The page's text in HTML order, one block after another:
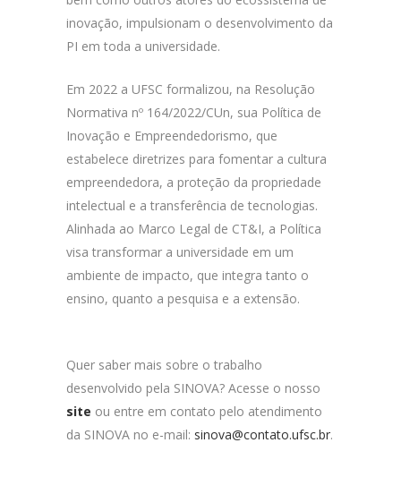
inovação, impulsionam o desenvolvimento da
PI em toda a universidade.
Em 2022 a UFSC formalizou, na Resolução
Normativa nº 164/2022/CUn, sua Política de
Inovação e Empreendedorismo, que
estabelece diretrizes para fomentar a cultura
empreendedora, a proteção da propriedade
intelectual e a transferência de tecnologias.
Alinhada ao Marco Legal de CT&I, a Política
visa transformar a universidade em um
ambiente de impacto, que integra tanto o
ensino, quanto a pesquisa e a extensão.
Quer saber mais sobre o trabalho
desenvolvido pela SINOVA? Acesse o nosso
site ou entre em contato pelo atendimento
da SINOVA no e-mail: sinova@contato.ufsc.br.